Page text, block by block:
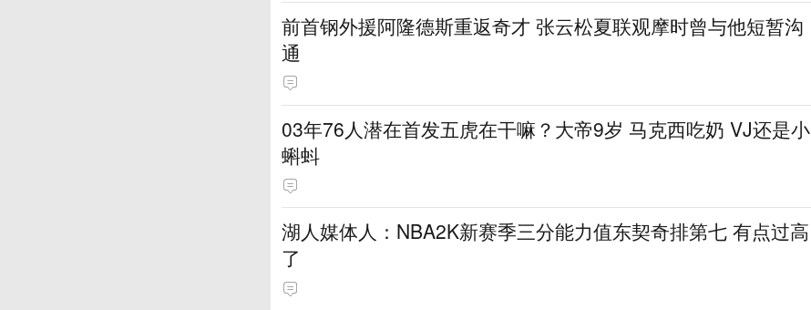
前首钢外援阿隆德斯重返奇才 张云松夏联观摩时曾与他短暂沟
通
03年76人潜在首发五虎在干嘛？大帝9岁 马克西吃奶 VJ还是小
蝌蚪
湖人媒体人：NBA2K新赛季三分能力值东契奇排第七 有点过高
了